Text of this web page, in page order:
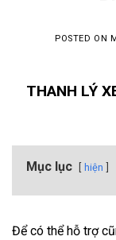
POSTED ON
THANH LÝ
Mục lục hiện
Để có thể hỗ trợ